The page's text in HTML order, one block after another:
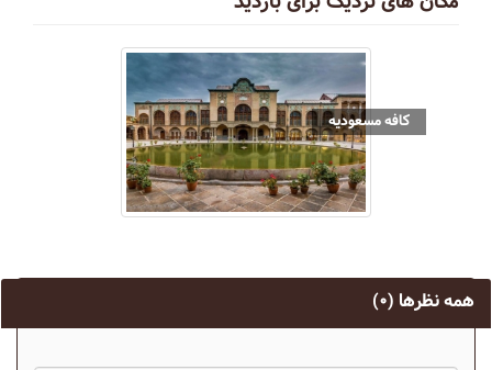
کافه مسعودیه
همه نظرها (۰)